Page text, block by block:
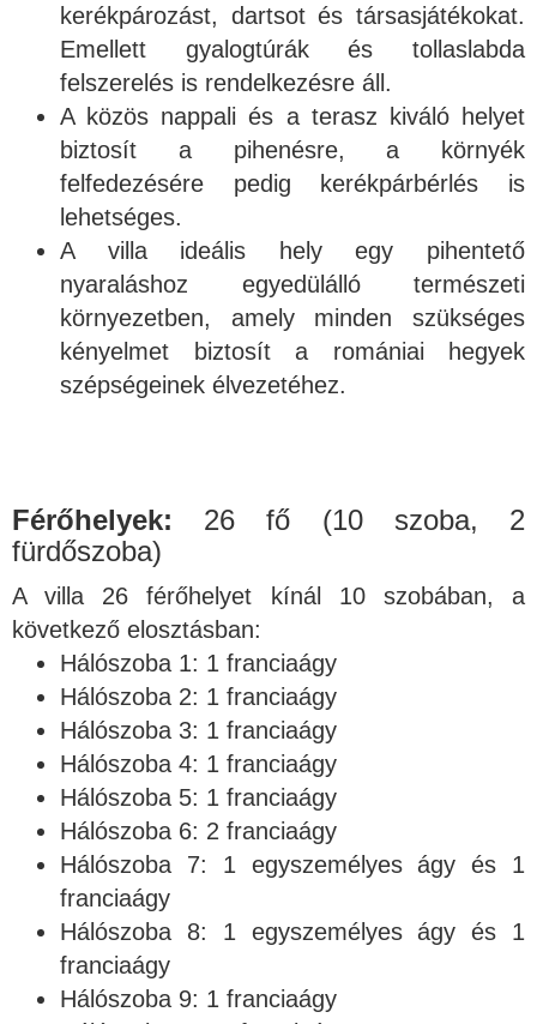
kerékpározást, dartsot és társasjátékokat.
Emellett gyalogtúrák és tollaslabda
felszerelés is rendelkezésre áll.
A közös nappali és a terasz kiváló helyet
biztosít a pihenésre, a környék
felfedezésére pedig kerékpárbérlés is
lehetséges.
A villa ideális hely egy pihentető
nyaraláshoz egyedülálló természeti
környezetben, amely minden szükséges
kényelmet biztosít a romániai hegyek
szépségeinek élvezetéhez.
Férőhelyek: 26 fő (10 szoba, 2
fürdőszoba)
A villa 26 férőhelyet kínál 10 szobában, a
következő elosztásban:
Hálószoba 1: 1 franciaágy
Hálószoba 2: 1 franciaágy
Hálószoba 3: 1 franciaágy
Hálószoba 4: 1 franciaágy
Hálószoba 5: 1 franciaágy
Hálószoba 6: 2 franciaágy
Hálószoba 7: 1 egyszemélyes ágy és 1
franciaágy
Hálószoba 8: 1 egyszemélyes ágy és 1
franciaágy
Hálószoba 9: 1 franciaágy